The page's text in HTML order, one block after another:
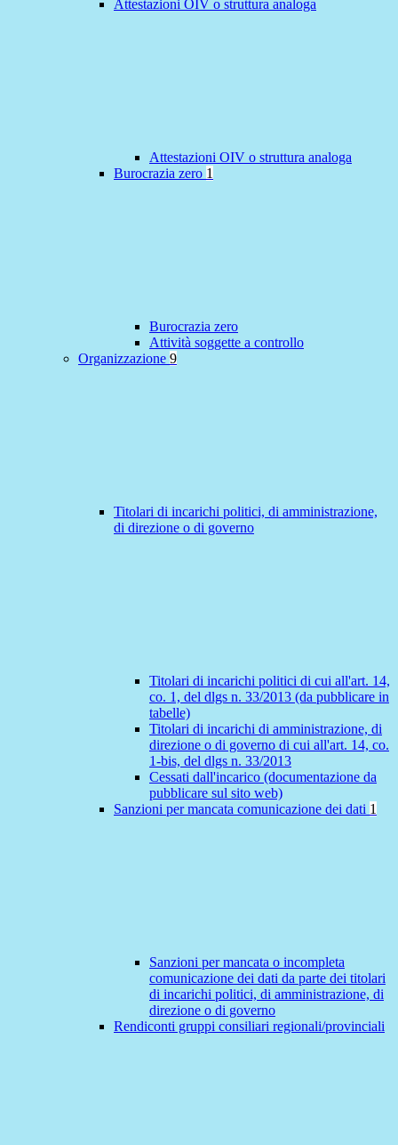
Attestazioni OIV o struttura analoga
Attestazioni OIV o struttura analoga
Burocrazia zero 1
Burocrazia zero
Attività soggette a controllo
Organizzazione 9
Titolari di incarichi politici, di amministrazione,
di direzione o di governo
Titolari di incarichi politici di cui all'art. 14,
co. 1, del dlgs n. 33/2013 (da pubblicare in
tabelle)
Titolari di incarichi di amministrazione, di
direzione o di governo di cui all'art. 14, co.
1-bis, del dlgs n. 33/2013
Cessati dall'incarico (documentazione da
pubblicare sul sito web)
Sanzioni per mancata comunicazione dei dati 1
Sanzioni per mancata o incompleta
comunicazione dei dati da parte dei titolari
di incarichi politici, di amministrazione, di
direzione o di governo
Rendiconti gruppi consiliari regionali/provinciali